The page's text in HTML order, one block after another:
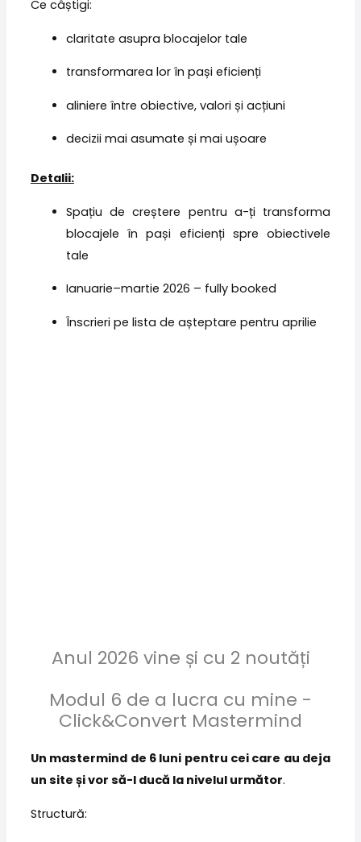
Ce câștigi:
claritate asupra blocajelor tale
transformarea lor în pași eficienți
aliniere între obiective, valori și acțiuni
decizii mai asumate și mai ușoare
Detalii:
Spațiu de creștere pentru a-ți transforma
blocajele în pași eficienți spre obiectivele
tale
Ianuarie–martie 2026 – fully booked
Înscrieri pe lista de așteptare pentru aprilie
Anul 2026 vine și cu 2 noutăți
Modul 6 de a lucra cu mine -
Click&Convert Mastermind
Un mastermind de 6 luni pentru cei care au deja
un site și vor să-l ducă la nivelul următor.
Structură: